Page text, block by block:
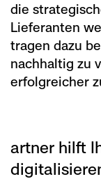
die
Lieferanten
tragen dazu
nachhaltig zu
erfolgreicher
artner hilft